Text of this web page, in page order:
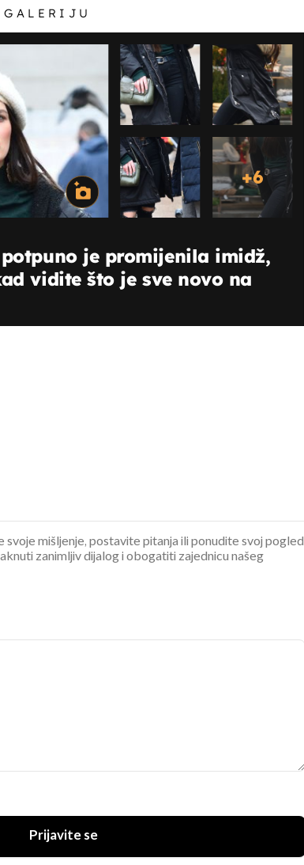
+6
je promijenila imidž,
vidite što je sve novo na
svoje mišljenje, postavite pitanja ili ponudite svoj pogled
zanimljiv dijalog i obogatiti zajednicu našeg
Prijavite se